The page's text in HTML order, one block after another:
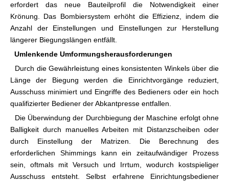
erfordert das neue Bauteilprofil die Notwendigkeit einer
Krönung. Das Bombiersystem erhöht die Effizienz, indem die
Anzahl der Einstellungen und Einstellungen zur Herstellung
längerer Biegungslängen entfällt.
Umlenkende Umformungsherausforderungen
Durch die Gewährleistung eines konsistenten Winkels über die
Länge der Biegung werden die Einrichtvorgänge reduziert,
Ausschuss minimiert und Eingriffe des Bedieners oder ein hoch
qualifizierter Bediener der Abkantpresse entfallen.
Die Überwindung der Durchbiegung der Maschine erfolgt ohne
Balligkeit durch manuelles Arbeiten mit Distanzscheiben oder
durch Einstellung der Matrizen. Die Berechnung des
erforderlichen Shimmings kann ein zeitaufwändiger Prozess
sein, oftmals mit Versuch und Irrtum, wodurch kostspieliger
Ausschuss entsteht. Selbst erfahrene Einrichtungsbediener